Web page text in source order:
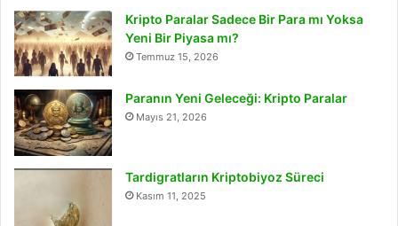
Kripto Paralar Sadece Bir Para mı Yoksa
Yeni Bir Piyasa mı?
Temmuz 15, 2026
Paranın Yeni Geleceği: Kripto Paralar
Mayıs 21, 2026
Tardigratların Kriptobiyoz Süreci
Kasım 11, 2025